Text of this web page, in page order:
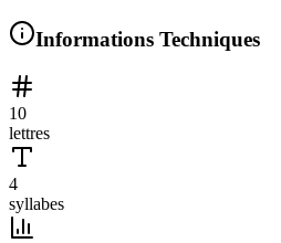
Informations Techniques
10
lettres
4
syllabes